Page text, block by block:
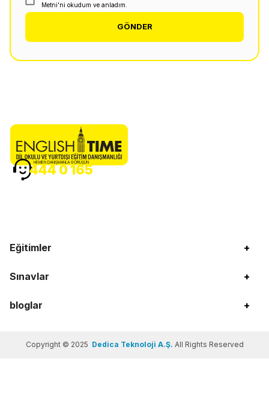
Metni'ni okudum ve anladım.
GÖNDER
Eğitimler +
Sınavlar +
bloglar +
HEMEN DANIŞMANLA GÖRÜŞÜN
444 0 165
Copyright © 2025 Dedica Teknoloji A.Ş. All Rights Reserved